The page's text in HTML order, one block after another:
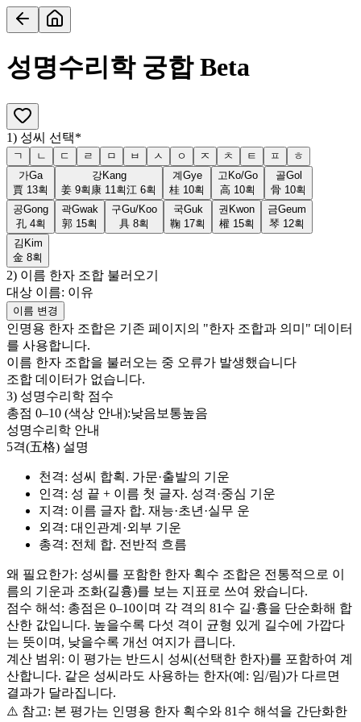
성명수리학 궁합Beta
1) 성씨 선택*
ㄱ ㄴ ㄷ ㄹ ㅁ ㅂ ㅅ ㅇ ㅈ ㅊ ㅌ ㅍ
ㅎ
가Ga
賈 13획
강Kang
姜 9획 康 11 획江 6획
계Gye
桂 10획
고 Ko/Go
高 10획
골Gol
骨 10획
공Gong
孔 4획
곽Gwak
郭 15획
구Gu/Koo
具 8획
국Guk
鞠 17획
권 Kwon
權 15획
금Geum
琴 12획
김 Kim
金 8획
2) 이름 한자 조합 불러오기
대상 이름: 이유
이름 변경
인명용 한자 조합은 기존 페이지의 "한자 조합과 의미" 데이터
를 사용합니다.
이름 한자 조합을 불러오는 중 오류가 발생했습니다
조합 데이터가 없습니다.
3) 성명수리학 점수
총점 0–10 (색상 안내):낮음 보통높음
성명수리학 안내
5격(五格) 설명
천격: 성씨 합획. 가문·출발의 기운
인격: 성 끝 + 이름 첫 글자. 성격·중심 기운
지격: 이름 글자 합. 재능·초년·실무 운
외격: 대인관계·외부 기운
총격: 전체 합. 전반적 흐름
왜 필요한가: 성씨를 포함한 한자 획수 조합은 전통적으로 이
름의 기운과 조화(길흉)를 보는 지표로 쓰여 왔습니다.
점수 해석: 총점은 0–10이며 각 격의 81수 길·흉을 단순화해 합
산한 값입니다. 높을수록 다섯 격이 균형 있게 길수에 가깝다
는 뜻이며, 낮을수록 개선 여지가 큽니다.
계산 범위: 이 평가는 반드시 성씨(선택한 한자)를 포함하여 계
산합니다. 같은 성씨라도 사용하는 한자(예: 임/림)가 다르면
결과가 달라집니다.
⚠️ 참고: 본 평가는 인명용 한자 획수와 81수 해석을 간단화한